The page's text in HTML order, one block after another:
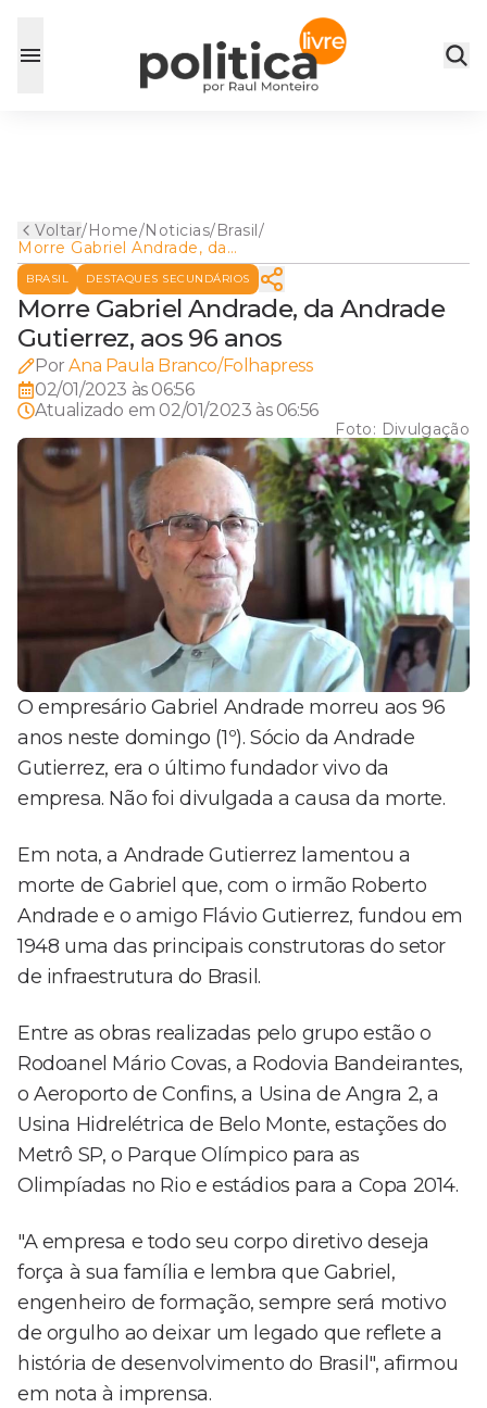
Voltar/Home/Noticias/Brasil/
Morre Gabriel Andrade, da
Andrade Gutierrez, aos 96
anos
BRASIL DESTAQUES SECUNDÁRIOS
Morre Gabriel Andrade, da Andrade
Gutierrez, aos 96 anos
Por Ana Paula Branco/Folhapress
02/01/2023 às 06:56
Atualizado em 02/01/2023 às 06:56
Foto: Divulgação
O empresário Gabriel Andrade morreu aos 96
anos neste domingo (1º). Sócio da Andrade
Gutierrez, era o último fundador vivo da
empresa. Não foi divulgada a causa da morte.
Em nota, a Andrade Gutierrez lamentou a
morte de Gabriel que, com o irmão Roberto
Andrade e o amigo Flávio Gutierrez, fundou em
1948 uma das principais construtoras do setor
de infraestrutura do Brasil.
Entre as obras realizadas pelo grupo estão o
Rodoanel Mário Covas, a Rodovia Bandeirantes,
o Aeroporto de Confins, a Usina de Angra 2, a
Usina Hidrelétrica de Belo Monte, estações do
Metrô SP, o Parque Olímpico para as
Olimpíadas no Rio e estádios para a Copa 2014.
"A empresa e todo seu corpo diretivo deseja
força à sua família e lembra que Gabriel,
engenheiro de formação, sempre será motivo
de orgulho ao deixar um legado que reflete a
história de desenvolvimento do Brasil", afirmou
em nota à imprensa.